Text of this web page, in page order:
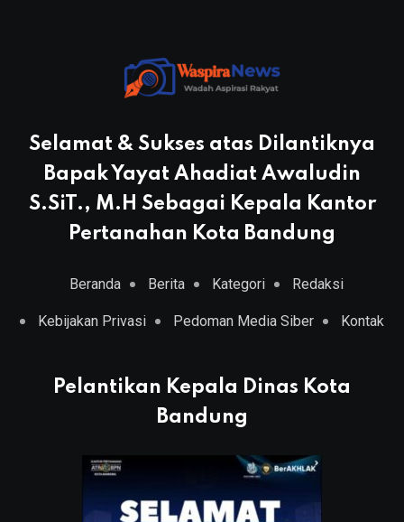
Selamat & Sukses atas Dilantiknya
Bapak Yayat Ahadiat Awaludin
S.SiT., M.H Sebagai Kepala Kantor
Pertanahan Kota Bandung
Beranda Berita Kategori Redaksi
Kebijakan Privasi Pedoman Media Siber Kontak
Pelantikan Kepala Dinas Kota
Bandung